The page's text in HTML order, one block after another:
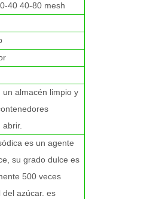
40 40-80 mesh
un almacén limpio y
es un agente
su grado dulce es
500 veces
del azúcar. es